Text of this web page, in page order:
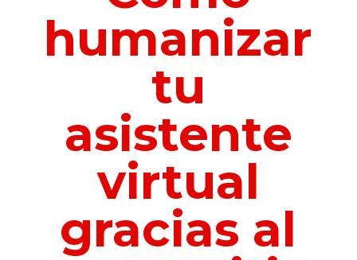
humanizar
tu
asistente
virtual
gracias al